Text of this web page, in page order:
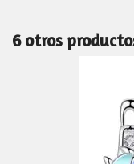
6 otros